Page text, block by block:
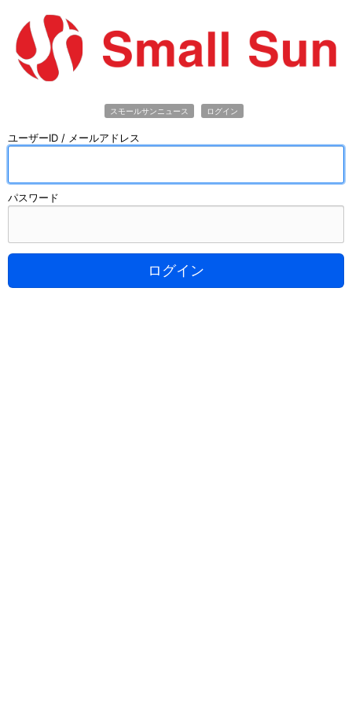
スモールサンニュース ログイン
ユーザーID / メールアドレス
パスワード
ログイン